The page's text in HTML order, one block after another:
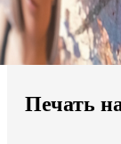
Мы доставляем
Печать